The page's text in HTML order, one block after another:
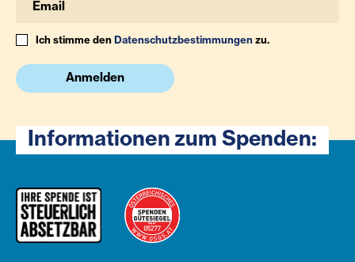
Ich stimme denDatenschutzbestimmungenzu.
Anmelden
Informationen zum Spenden: